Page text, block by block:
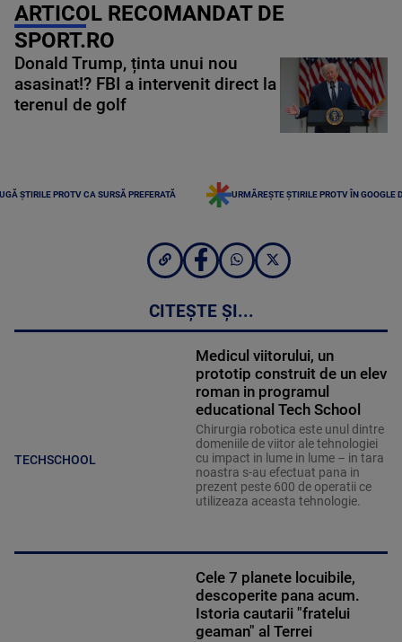
ARTICOL RECOMANDAT DE
SPORT.RO
Donald Trump, ținta unui nou
asasinat!? FBI a intervenit direct la
terenul de golf
ȘTIRILE PROTV CA SURSĂ PREFERATĂ URMĂREȘTE ȘTIRILE PROTV ÎN GOOGLE
CITEȘTE ȘI...
TECHSCHOOL
Medicul viitorului, un
prototip construit de un elev
roman in programul
educational Tech School
Chirurgia robotica este unul dintre
domeniile de viitor ale tehnologiei
cu impact in lume in lume – in tara
noastra s-au efectuat pana in
prezent peste 600 de operatii ce
utilizeaza aceasta tehnologie.
Cele 7 planete locuibile,
descoperite pana acum.
Istoria cautarii "fratelui
geaman" al Terrei